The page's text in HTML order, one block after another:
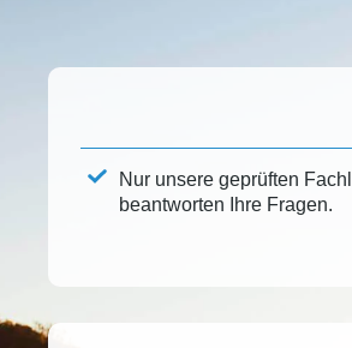
Nur unsere geprüften
beantworten Ihre Fragen.